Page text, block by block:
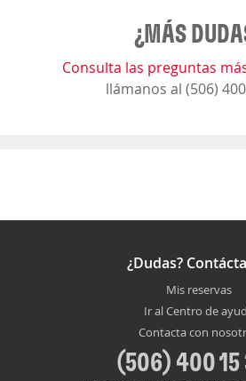
¿MÁS
Consulta las preguntas
llámanos al (506)
¿Dudas?
Mis reservas
Ir al Centro de
Contacta con
(506) 400